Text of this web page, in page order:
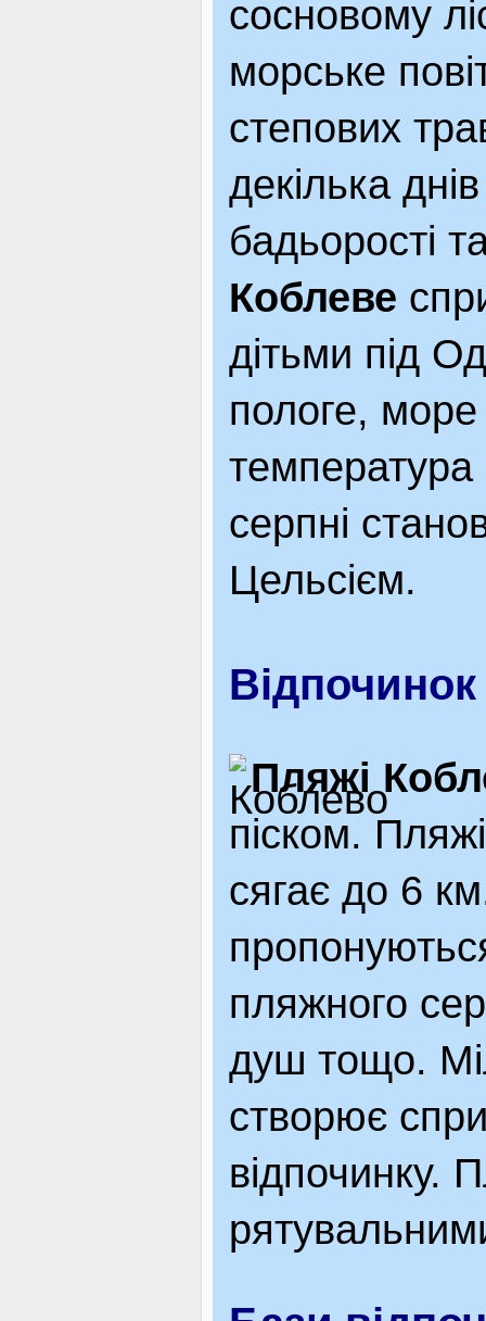
сосновому
морське
степових
декілька
бадьорості
Коблеве
дітьми під
пологе, море
серпні
Цельсієм.
Пляжі
піском.
сягає до 6
пляжного
душ тощо.
створює
відпочинку.